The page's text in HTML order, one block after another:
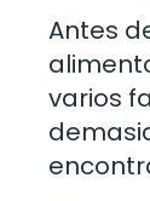
Antes
varios